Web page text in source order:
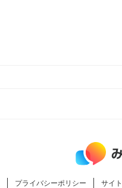
プライバシーポリシー サイ